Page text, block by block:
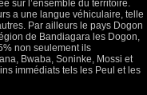
sur l’ensemble du territoire.
a une langue véhiculaire, telle
Par ailleurs le pays Dogon
de Bandiagara les Dogon,
non seulement ils
Bwaba, Soninke, Mossi et
immédiats tels les Peul et les